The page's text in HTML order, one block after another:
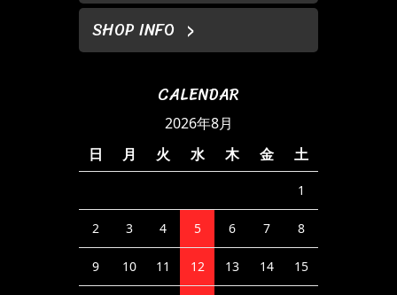
SHOP INFO
CALENDAR
2026年8月
日
月 火 水 木 金 土
1
2 3 4 5 6 7 8
9 10 11 12 13 14 15